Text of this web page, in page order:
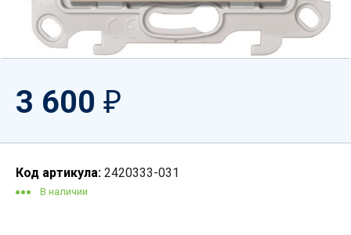
3 600 ₽
Код артикула: 2420333-031
В наличии